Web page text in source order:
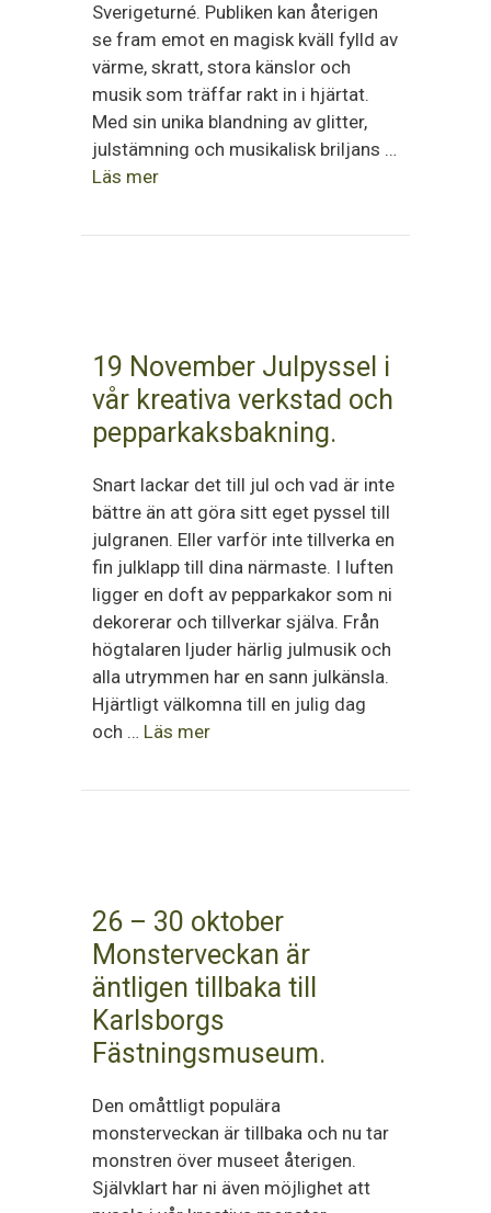
Sverigeturné. Publiken kan återigen
se fram emot en magisk kväll fylld av
värme, skratt, stora känslor och
musik som träffar rakt in i hjärtat.
Med sin unika blandning av glitter,
julstämning och musikalisk briljans …
Läs mer
19 November Julpyssel i
vår kreativa verkstad och
pepparkaksbakning.
Snart lackar det till jul och vad är inte
bättre än att göra sitt eget pyssel till
julgranen. Eller varför inte tillverka en
fin julklapp till dina närmaste. I luften
ligger en doft av pepparkakor som ni
dekorerar och tillverkar själva. Från
högtalaren ljuder härlig julmusik och
alla utrymmen har en sann julkänsla.
Hjärtligt välkomna till en julig dag
och … Läs mer
26 – 30 oktober
Monsterveckan är
äntligen tillbaka till
Karlsborgs
Fästningsmuseum.
Den omåttligt populära
monsterveckan är tillbaka och nu tar
monstren över museet återigen.
Självklart har ni även möjlighet att